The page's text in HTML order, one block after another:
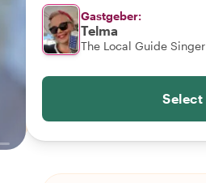
Gastgeber:
Telma
The Local Guide Singer
Select